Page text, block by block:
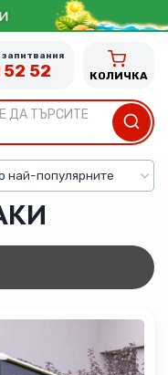
ВИЖТЕ ТУК
ДА ТЪРСИТЕ
запитвания
52 52 КОЛИЧКА